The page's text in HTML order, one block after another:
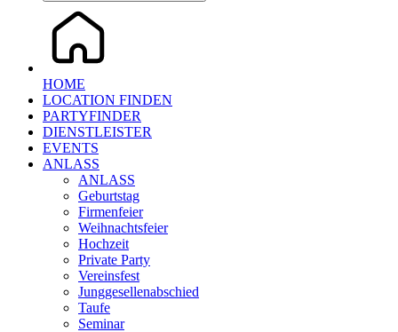
HOME
LOCATION FINDEN
PARTYFINDER
DIENSTLEISTER
EVENTS
ANLASS
ANLASS
Geburtstag
Firmenfeier
Weihnachtsfeier
Hochzeit
Private Party
Vereinsfest
Junggesellenabschied
Taufe
Seminar